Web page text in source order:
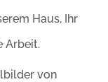
Haus, Ihr
Arbeit.
von